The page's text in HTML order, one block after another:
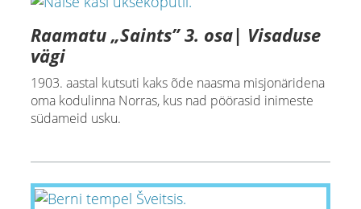
Raamatu „Saints” 3. osa| Visaduse
vägi
1903. aastal kutsuti kaks õde naasma misjonäridena
oma kodulinna Norras, kus nad pöörasid inimeste
südameid usku.